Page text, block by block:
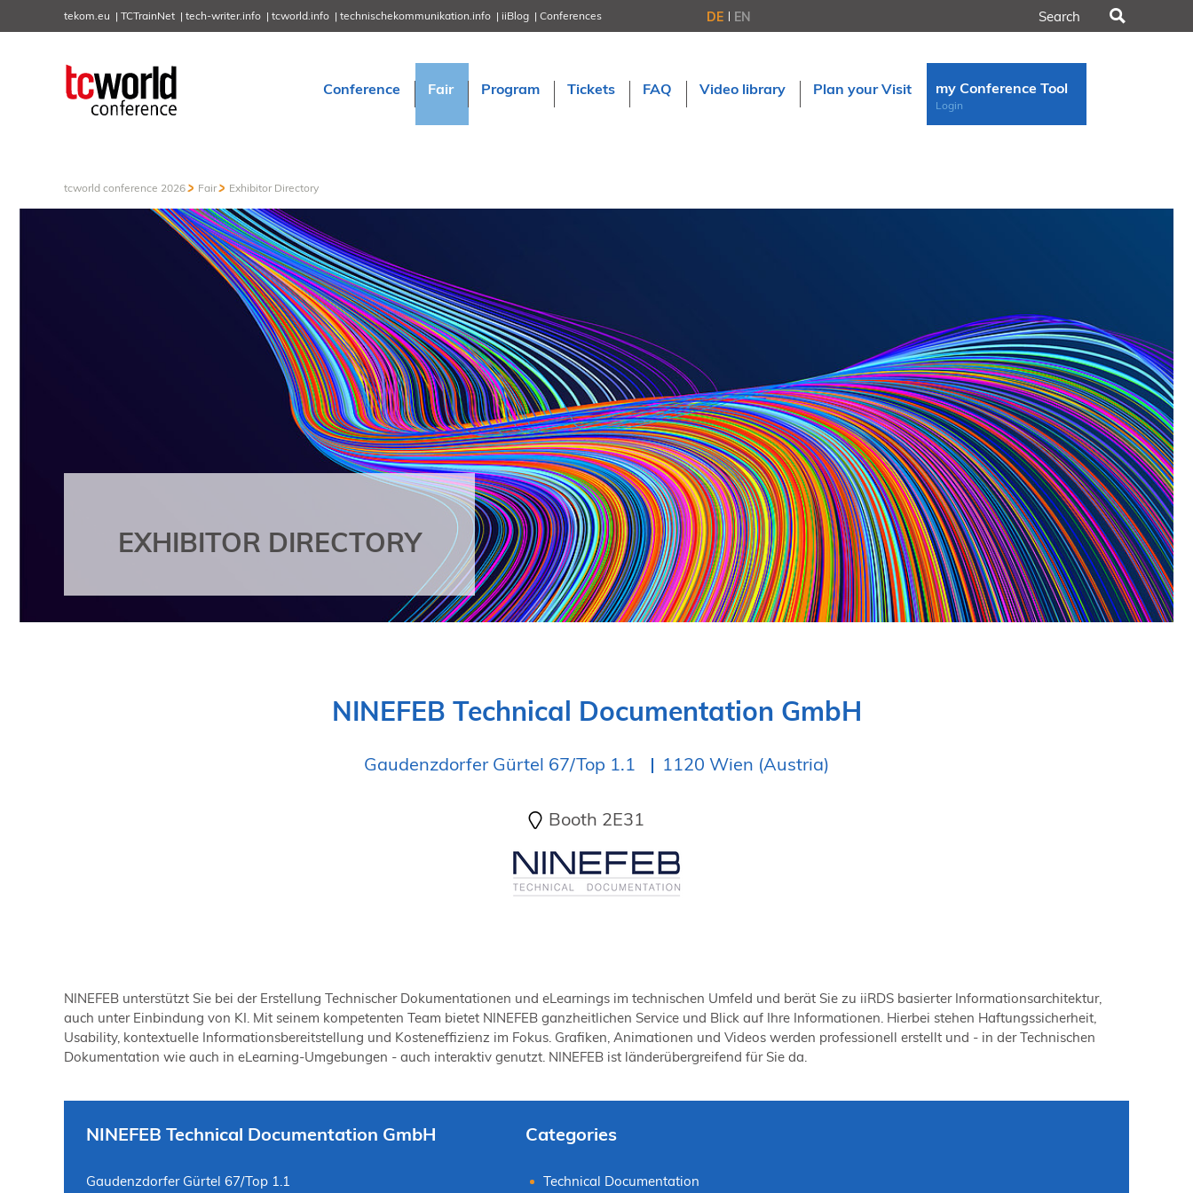
tekom.eu TCTrainNet tech-writer.info tcworld.info technischekommunikation.info iiBlog
Conferences
Information Energy
April 22–24, 2026, Online
September 23–24, 2026
DE EN
Conference Fair Program Tickets FAQ Video library Plan your Visit my Conference Tool
Login
tcworld conference 2026 Fair Exhibitor Directory
EXHIBITOR DIRECTORY
NINEFEB Technical Documentation GmbH
Gaudenzdorfer Gürtel 67/Top 1.1 1120 Wien (Austria)
Booth 2E31
NINEFEB unterstützt Sie bei der Erstellung Technischer Dokumentationen und eLearnings im technischen Umfeld und berät Sie zu iiRDS basierter Informationsarchitektur,
auch unter Einbindung von KI. Mit seinem kompetenten Team bietet NINEFEB ganzheitlichen Service und Blick auf Ihre Informationen. Hierbei stehen Haftungssicherheit,
Usability, kontextuelle Informationsbereitstellung und Kosteneffizienz im Fokus. Grafiken, Animationen und Videos werden professionell erstellt und - in der Technischen
Dokumentation wie auch in eLearning-Umgebungen - auch interaktiv genutzt. NINEFEB ist länderübergreifend für Sie da.
NINEFEB Technical Documentation GmbH
Gaudenzdorfer Gürtel 67/Top 1.1
Categories
Technical Documentation